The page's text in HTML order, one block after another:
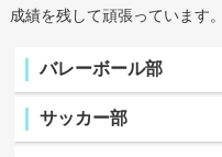
成績を残して頑張っています。
バレーボール部
サッカー部